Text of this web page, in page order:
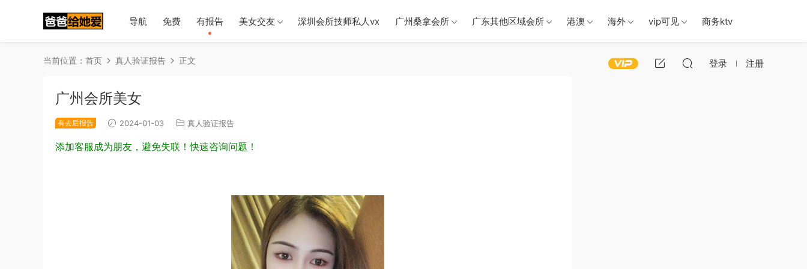
导航 免费 有报告 美女交友 深圳会所技师私人vx 广州桑拿会所 广东其他区域会所 港澳 海外 vip可见 商务ktv
登录 注册
当前位置： 首页 真人验证报告 正文
广州会所美女
有去后报告 2024-01-03 真人验证报告
添加客服成为朋友，避免失联！快速咨询问题！